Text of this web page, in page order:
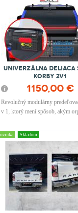
Univerzálna deliaca
korby 2v1
1150,00 €
Revolučný modulárny
v 1, ktorý mení spôsob, akým
Upi ktoré nemajú bočné lišty
Deliaca stena je s bočnými
lištami. Kompatibilné len s
TESSERA !!
Skladom